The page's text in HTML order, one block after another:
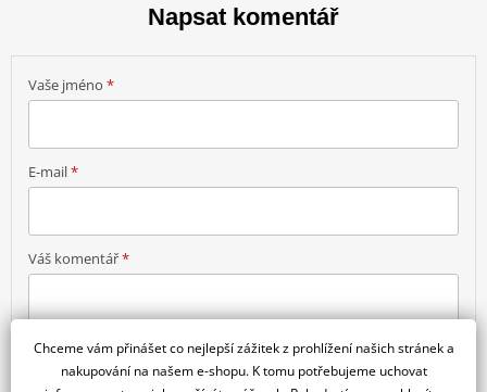
Napsat komentář
Vaše jméno *
E-mail*
Váš komentář*
Chceme vám přinášet co nejlepší zážitek z prohlížení našich stránek a
nakupování na našem e-shopu. K tomu potřebujeme uchovat